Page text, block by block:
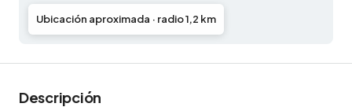
Ubicación aproximada · radio 1,2 km
Descripción